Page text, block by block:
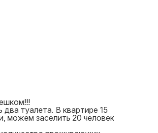
туалета. В квартире 15
можем заселить 20 человек